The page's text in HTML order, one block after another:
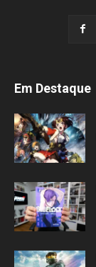
Em Destaque